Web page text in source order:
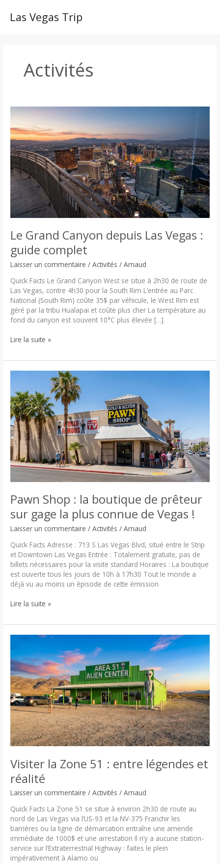
contenu
Las Vegas Trip
Activités
Le Grand Canyon depuis Las Vegas :
guide complet
Laisser un commentaire /Activités /Arnaud
Quick Facts Le Grand Canyon West se situe à 2h30 de route de
Las Vegas, contre 4h30 pour la South Rim L’entrée au Parc
National (South Rim) coûte 35$ par véhicule, le West Rim est
géré par la tribu Hualapai et coûte plus cher La température au
fond du canyon est souvent 10°C plus élevée […]
Le
Canyon
depuis
Vegas
:
guide
complet
Lire la suite »
Pawn Shop : la boutique de prêteur
sur gage la plus connue de Vegas !
Laisser un commentaire /Activités /Arnaud
Quick Facts Adresse : 713 S Las Vegas Blvd, situé entre le Strip
et Downtown Las Vegas Entrée : Totalement gratuite, pas de
billets nécessaires pour la visite standard Horaires : La boutique
est ouverte tous les jours de 10h à 17h30 Tout le monde a
déjà vu au moins un épisode de cette émission
Pawn
:
la
prêteur
sur
gage
la
plus
connue
de
Vegas
!
Lire la suite »
Visiter la Zone 51 : entre légendes et
réalité
Laisser un commentaire /Activités /Arnaud
Quick Facts La Zone 51 se situe à environ 2h30 de route au
nord de Las Vegas via l’US-93 et la NV-375 Franchir les
barrières ou la ligne de démarcation entraîne une amende
immédiate de 1000$ et une arrestation Il n’y a aucune station-
service sur l’Extraterrestrial Highway : faites le plein
impérativement à Alamo ou